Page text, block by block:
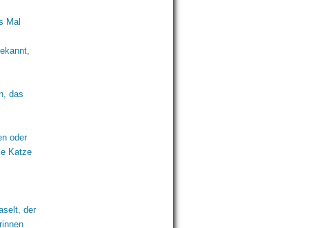
Mal
das
oder
Katze
der